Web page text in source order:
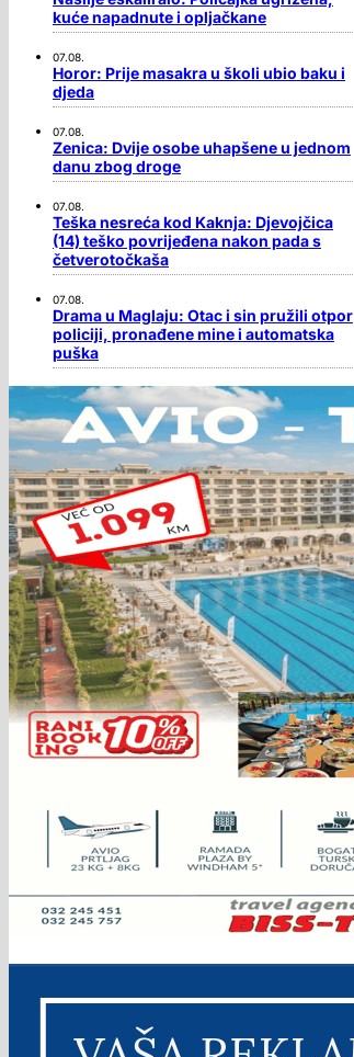
kuće napadnute i opljačkane
07.08.
Horor: Prije masakra u školi ubio baku i
djeda
07.08.
Zenica: Dvije osobe uhapšene u jednom
danu zbog droge
07.08.
Teška nesreća kod Kaknja: Djevojčica
(14) teško povrijeđena nakon pada s
četverotočkaša
07.08.
Drama u Maglaju: Otac i sin pružili otpor
policiji, pronađene mine i automatska
puška